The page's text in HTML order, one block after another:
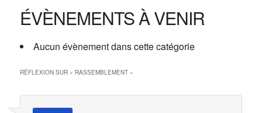
ÉVÈNEMENTS À VENIR
Aucun évènement dans cette catégorie
RÉFLEXION SUR « RASSEMBLEMENT »